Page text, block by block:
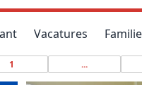
Vacatures
1 ...